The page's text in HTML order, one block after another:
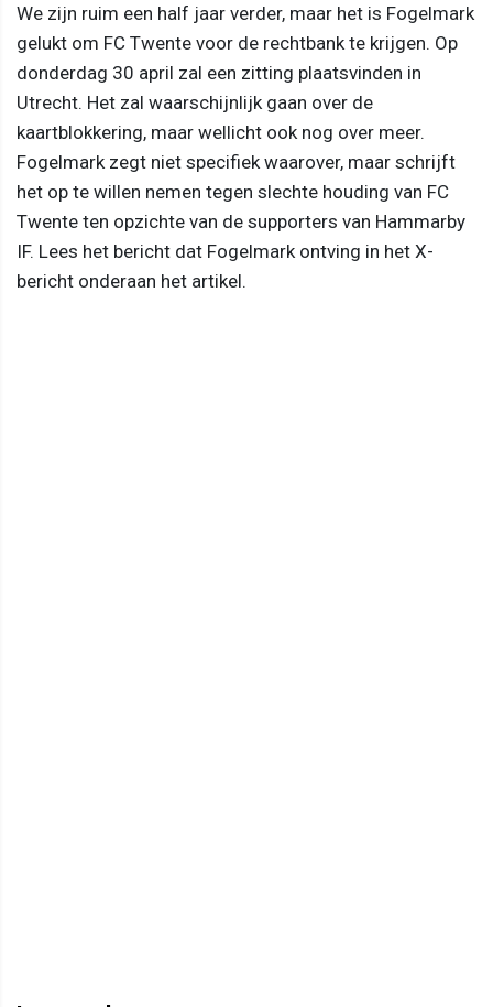
We zijn ruim een half jaar verder, maar het is Fogelmark
gelukt om FC Twente voor de rechtbank te krijgen. Op
donderdag 30 april zal een zitting plaatsvinden in
Utrecht. Het zal waarschijnlijk gaan over de
kaartblokkering, maar wellicht ook nog over meer.
Fogelmark zegt niet specifiek waarover, maar schrijft
het op te willen nemen tegen slechte houding van FC
Twente ten opzichte van de supporters van Hammarby
IF. Lees het bericht dat Fogelmark ontving in het X-
bericht onderaan het artikel.